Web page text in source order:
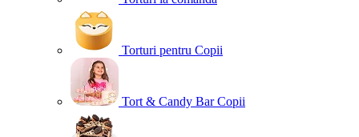
Torturi pentru Copii
Tort & Candy Bar Copii